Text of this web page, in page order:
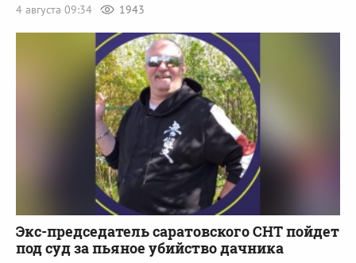
4 августа 09:34
1943
Экс-председатель саратовского СНТ пойдет
под суд за пьяное убийство дачника